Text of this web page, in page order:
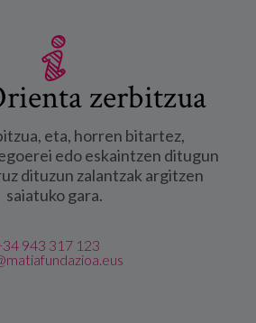
zerbitzua
eta, horren bitartez,
edo eskaintzen ditugun
dituzun zalantzak argitzen
saiatuko gara.
943 317 123